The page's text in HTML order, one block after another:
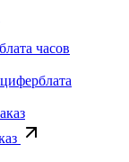
часов